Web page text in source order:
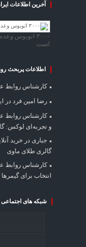
آخرین اطلاعات
۳۰۰۰ اتوبوس
است
اطلاعات پربحث
کارشناس روابط
رضا امین فرد در
کارشناس روابط
و تجربه‌ای لوکس:
جباری در خرید
گالری طلای ماوی
کارشناس روابط
انتخاب برای
شبکه های اجتماعی